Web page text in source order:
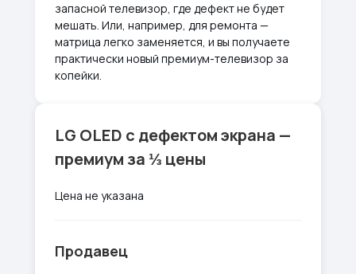
запасной телевизор, где дефект не будет
мешать. Или, например, для ремонта —
матрица легко заменяется, и вы получаете
практически новый премиум-телевизор за
копейки.
LG OLED с дефектом экрана —
премиум за ⅓ цены
Цена не указана
Продавец